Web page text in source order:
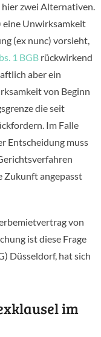
zwei Alternativen.
eine Unwirksamkeit
(ex nunc) vorsieht,
1 BGB rückwirkend
aber ein
von Beginn
die seit
Im Falle
Entscheidung muss
Zukunft angepasst
von
ist diese Frage
Düsseldorf, hat sich
im